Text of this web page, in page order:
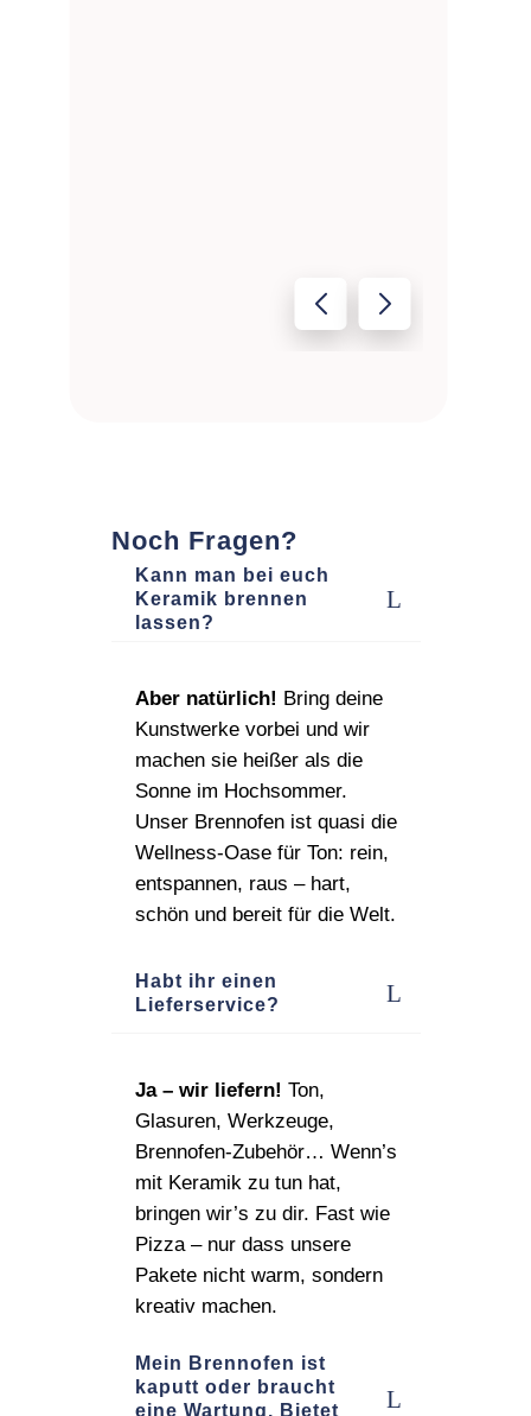
Noch Fragen?
Kann man bei euch
Keramik brennen
lassen?
Aber natürlich! Bring deine
Kunstwerke vorbei und wir
machen sie heißer als die
Sonne im Hochsommer.
Unser Brennofen ist quasi die
Wellness‑Oase für Ton: rein,
entspannen, raus – hart,
schön und bereit für die Welt.
Habt ihr einen
Lieferservice?
Ja – wir liefern! Ton,
Glasuren, Werkzeuge,
Brennofen‑Zubehör… Wenn’s
mit Keramik zu tun hat,
bringen wir’s zu dir. Fast wie
Pizza – nur dass unsere
Pakete nicht warm, sondern
kreativ machen.
Mein Brennofen ist
kaputt oder braucht
eine Wartung. Bietet